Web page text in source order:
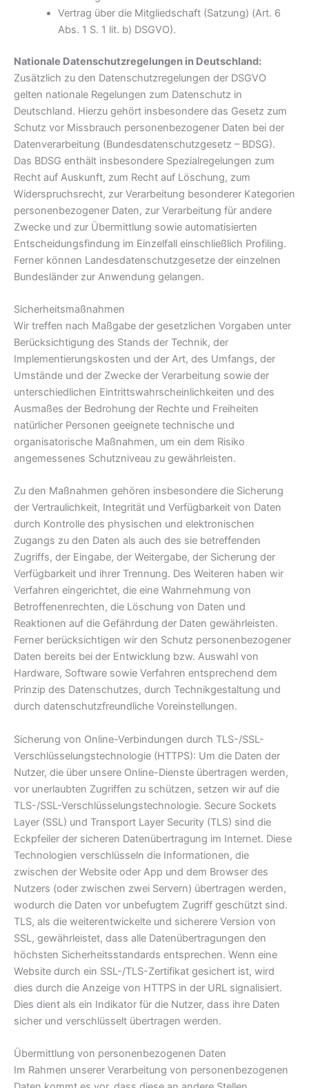
Vertrag über die Mitgliedschaft (Satzung) (Art. 6
Abs. 1 S. 1 lit. b) DSGVO).
Nationale Datenschutzregelungen in Deutschland:
Zusätzlich zu den Datenschutzregelungen der DSGVO
gelten nationale Regelungen zum Datenschutz in
Deutschland. Hierzu gehört insbesondere das Gesetz zum
Schutz vor Missbrauch personenbezogener Daten bei der
Datenverarbeitung (Bundesdatenschutzgesetz – BDSG).
Das BDSG enthält insbesondere Spezialregelungen zum
Recht auf Auskunft, zum Recht auf Löschung, zum
Widerspruchsrecht, zur Verarbeitung besonderer Kategorien
personenbezogener Daten, zur Verarbeitung für andere
Zwecke und zur Übermittlung sowie automatisierten
Entscheidungsfindung im Einzelfall einschließlich Profiling.
Ferner können Landesdatenschutzgesetze der einzelnen
Bundesländer zur Anwendung gelangen.
Sicherheitsmaßnahmen
Wir treffen nach Maßgabe der gesetzlichen Vorgaben unter
Berücksichtigung des Stands der Technik, der
Implementierungskosten und der Art, des Umfangs, der
Umstände und der Zwecke der Verarbeitung sowie der
unterschiedlichen Eintrittswahrscheinlichkeiten und des
Ausmaßes der Bedrohung der Rechte und Freiheiten
natürlicher Personen geeignete technische und
organisatorische Maßnahmen, um ein dem Risiko
angemessenes Schutzniveau zu gewährleisten.
Zu den Maßnahmen gehören insbesondere die Sicherung
der Vertraulichkeit, Integrität und Verfügbarkeit von Daten
durch Kontrolle des physischen und elektronischen
Zugangs zu den Daten als auch des sie betreffenden
Zugriffs, der Eingabe, der Weitergabe, der Sicherung der
Verfügbarkeit und ihrer Trennung. Des Weiteren haben wir
Verfahren eingerichtet, die eine Wahrnehmung von
Betroffenenrechten, die Löschung von Daten und
Reaktionen auf die Gefährdung der Daten gewährleisten.
Ferner berücksichtigen wir den Schutz personenbezogener
Daten bereits bei der Entwicklung bzw. Auswahl von
Hardware, Software sowie Verfahren entsprechend dem
Prinzip des Datenschutzes, durch Technikgestaltung und
durch datenschutzfreundliche Voreinstellungen.
Sicherung von Online-Verbindungen durch TLS-/SSL-
Verschlüsselungstechnologie (HTTPS): Um die Daten der
Nutzer, die über unsere Online-Dienste übertragen werden,
vor unerlaubten Zugriffen zu schützen, setzen wir auf die
TLS-/SSL-Verschlüsselungstechnologie. Secure Sockets
Layer (SSL) und Transport Layer Security (TLS) sind die
Eckpfeiler der sicheren Datenübertragung im Internet. Diese
Technologien verschlüsseln die Informationen, die
zwischen der Website oder App und dem Browser des
Nutzers (oder zwischen zwei Servern) übertragen werden,
wodurch die Daten vor unbefugtem Zugriff geschützt sind.
TLS, als die weiterentwickelte und sicherere Version von
SSL, gewährleistet, dass alle Datenübertragungen den
höchsten Sicherheitsstandards entsprechen. Wenn eine
Website durch ein SSL-/TLS-Zertifikat gesichert ist, wird
dies durch die Anzeige von HTTPS in der URL signalisiert.
Dies dient als ein Indikator für die Nutzer, dass ihre Daten
sicher und verschlüsselt übertragen werden.
Übermittlung von personenbezogenen Daten
Im Rahmen unserer Verarbeitung von personenbezogenen